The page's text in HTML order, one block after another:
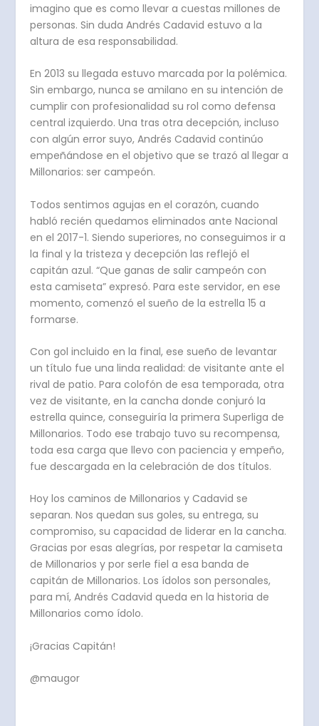
imagino que es como llevar a cuestas millones de
personas. Sin duda Andrés Cadavid estuvo a la
altura de esa responsabilidad.
En 2013 su llegada estuvo marcada por la polémica.
Sin embargo, nunca se amilano en su intención de
cumplir con profesionalidad su rol como defensa
central izquierdo. Una tras otra decepción, incluso
con algún error suyo, Andrés Cadavid continúo
empeñándose en el objetivo que se trazó al llegar a
Millonarios: ser campeón.
Todos sentimos agujas en el corazón, cuando
habló recién quedamos eliminados ante Nacional
en el 2017-1. Siendo superiores, no conseguimos ir a
la final y la tristeza y decepción las reflejó el
capitán azul. “Que ganas de salir campeón con
esta camiseta” expresó. Para este servidor, en ese
momento, comenzó el sueño de la estrella 15 a
formarse.
Con gol incluido en la final, ese sueño de levantar
un título fue una linda realidad: de visitante ante el
rival de patio. Para colofón de esa temporada, otra
vez de visitante, en la cancha donde conjuró la
estrella quince, conseguiría la primera Superliga de
Millonarios. Todo ese trabajo tuvo su recompensa,
toda esa carga que llevo con paciencia y empeño,
fue descargada en la celebración de dos títulos.
Hoy los caminos de Millonarios y Cadavid se
separan. Nos quedan sus goles, su entrega, su
compromiso, su capacidad de liderar en la cancha.
Gracias por esas alegrías, por respetar la camiseta
de Millonarios y por serle fiel a esa banda de
capitán de Millonarios. Los ídolos son personales,
para mí, Andrés Cadavid queda en la historia de
Millonarios como ídolo.
¡Gracias Capitán!
@maugor